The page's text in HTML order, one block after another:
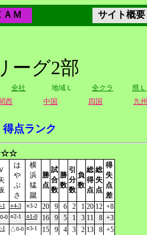
ＡＭ
サイト概要
ーグ2部
全社 地域Ｌ 全クラ
県Ｌ
西 中国 四国 九州
得点ランク
Ｖ
は
や
ぶ
さ
横
浜
猛
蹴
勝
点
試
合
数
勝
数
引
分
数
負
数
総
得
点
総
失
点
得
失
点
差
1 ○4-3 ○3-2 20 9 6 2 1 20 12 +8
0 ○2-1 ○1-0 16 9 5 1 3 11 8 +3
1 △0-0 ○3-1 15 9 4 3 2 13 8 +5